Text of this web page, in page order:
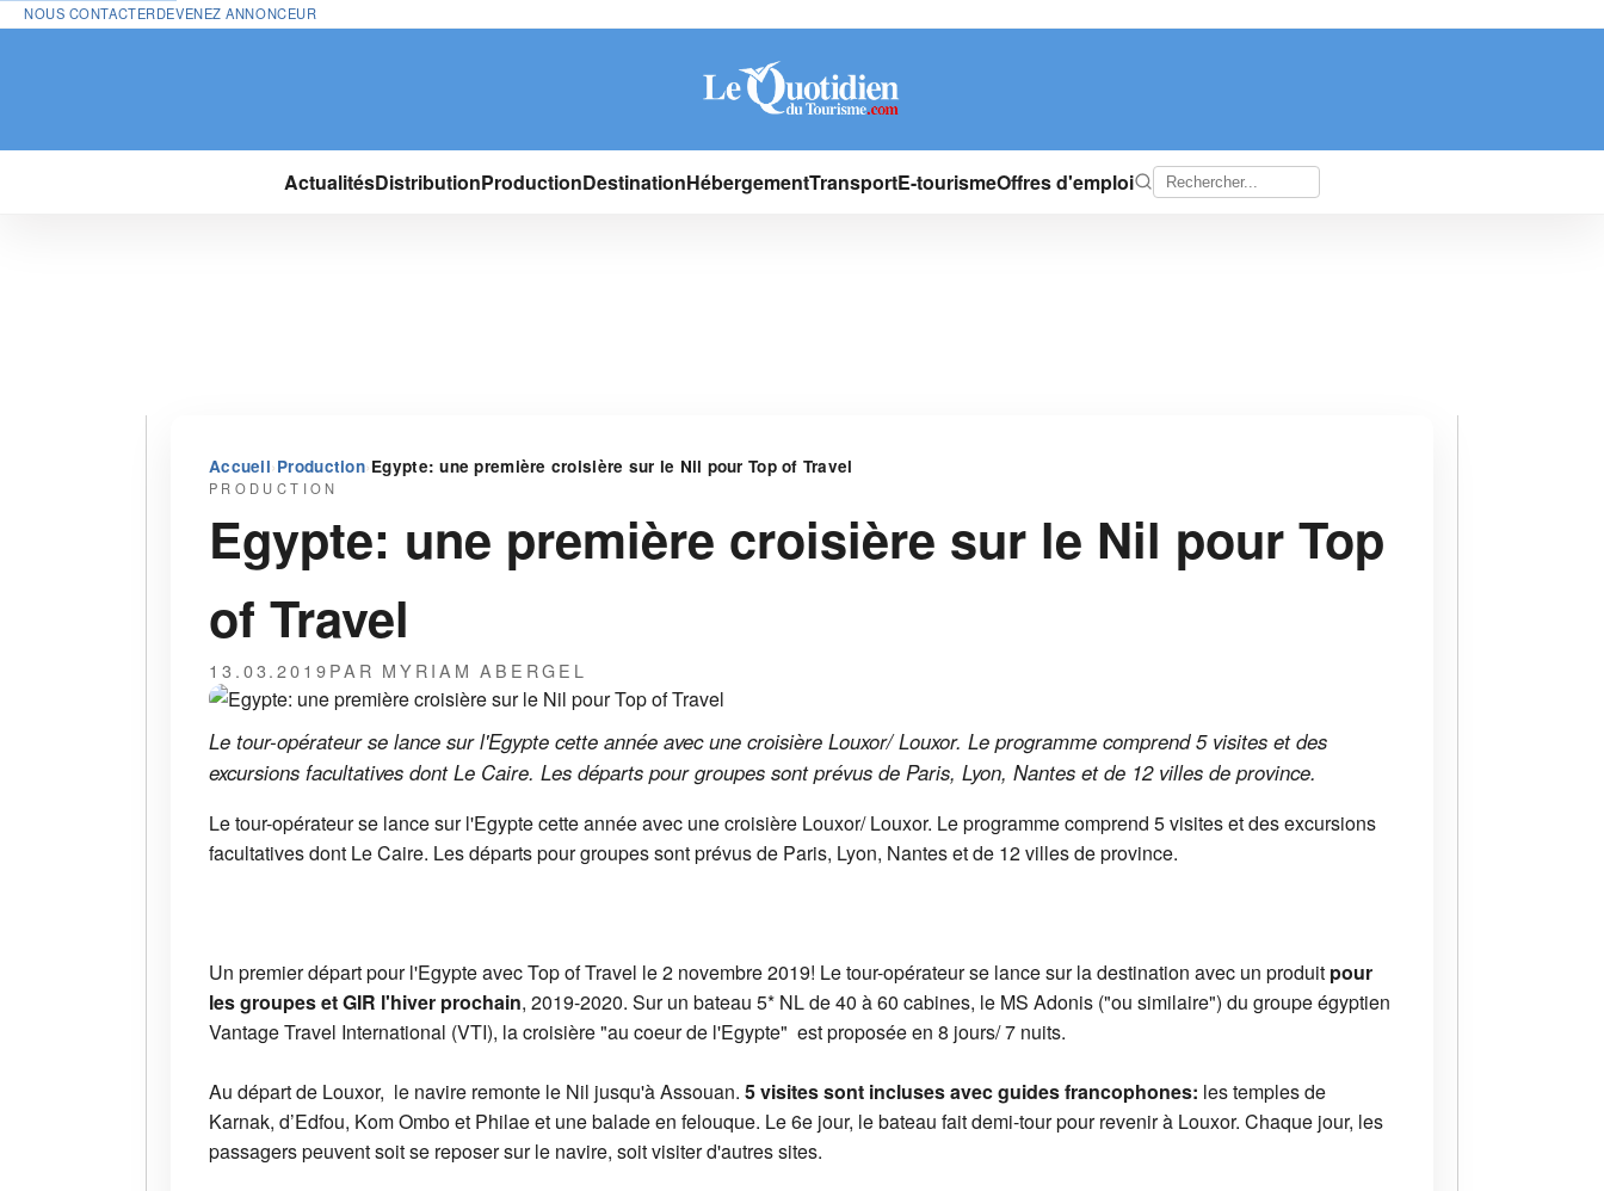
NOUS CONTACTERDEVENEZ ANNONCEUR
ActualitésDistributionProductionDestinationHébergementTransportE-tourismeOffres d'emploi
Accueil›Production›Egypte: une première croisière sur le Nil pour Top of Travel
PRODUCTION
Egypte: une première croisière sur le Nil pour Top
of Travel
13.03.2019PAR MYRIAM ABERGEL
Le tour-opérateur se lance sur l'Egypte cette année avec une croisière Louxor/ Louxor. Le programme comprend 5 visites et des
excursions facultatives dont Le Caire. Les départs pour groupes sont prévus de Paris, Lyon, Nantes et de 12 villes de province.
Le tour-opérateur se lance sur l'Egypte cette année avec une croisière Louxor/ Louxor. Le programme comprend 5 visites et des excursions
facultatives dont Le Caire. Les départs pour groupes sont prévus de Paris, Lyon, Nantes et de 12 villes de province.
Un premier départ pour l'Egypte avec Top of Travel le 2 novembre 2019! Le tour-opérateur se lance sur la destination avec un produit pour
les groupes et GIR l'hiver prochain, 2019-2020. Sur un bateau 5* NL de 40 à 60 cabines, le MS Adonis ("ou similaire") du groupe égyptien
Vantage Travel International (VTI), la croisière "au coeur de l'Egypte" est proposée en 8 jours/ 7 nuits.
Au départ de Louxor, le navire remonte le Nil jusqu'à Assouan. 5 visites sont incluses avec guides francophones: les temples de
Karnak, d’Edfou, Kom Ombo et Philae et une balade en felouque. Le 6e jour, le bateau fait demi-tour pour revenir à Louxor. Chaque jour, les
passagers peuvent soit se reposer sur le navire, soit visiter d'autres sites.